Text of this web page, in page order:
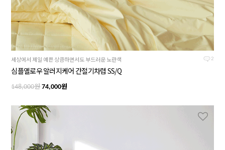
2
세상에서 제일 예쁜 상큼하면서도 부드러운 노란색
심플옐로우 알러지케어 간절기차렵 SS/Q
148,000원74,000원